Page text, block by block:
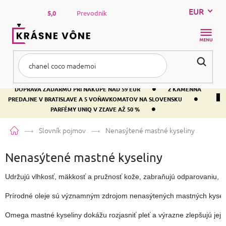
obsah
DOPRAVA ZADARMO PRI NÁKUPE NAD 59 EUR •
2 KAMENNÁ
PREDAJNE V BRATISLAVE A 5 VOŇAVKOMATOV NA SLOVENSKU
•
PARFÉMY UNIQ V ZĽAVE AŽ 50 % •
5,0 Prevodník EUR
DomovSlovník pojmov Nenasýtené mastné kyseliny
Nenasýtené mastné kyseliny
Udržujú vlhkosť, mäkkosť a pružnosť kože, zabraňujú odparovaniu,
Prírodné oleje sú významným zdrojom nenasýtených mastných
Omega mastné kyseliny dokážu rozjasniť pleť a výrazne zlepšujú